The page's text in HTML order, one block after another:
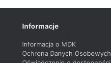
Informacje
Informacja o MDK
Ochrona Danych Osobowych